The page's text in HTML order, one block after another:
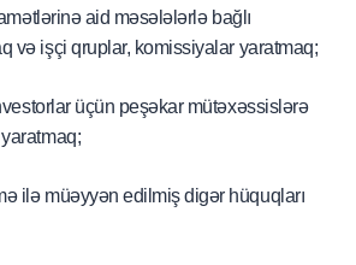
aid məsələlərlə bağlı
və işçi qruplar, komissiyalar yaratmaq;
üçün peşəkar mütəxəssislərə
ilə müəyyən edilmiş digər hüquqları